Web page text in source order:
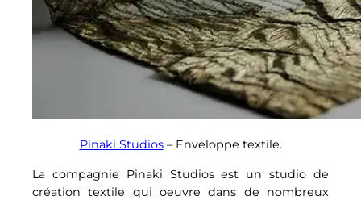
Pinaki Studios– Enveloppe textile.
La compagnie Pinaki Studios est un studio de
création textile qui oeuvre dans de nombreux